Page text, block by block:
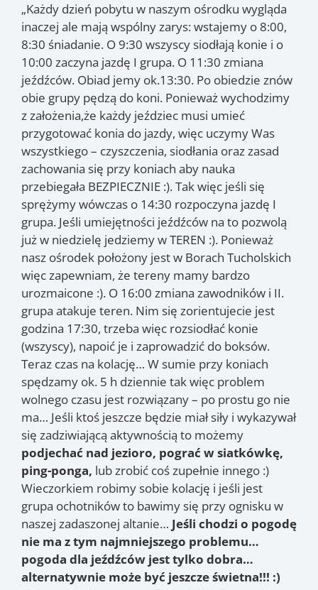
„Każdy dzień pobytu w naszym ośrodku wygląda
inaczej ale mają wspólny zarys: wstajemy o 8:00,
8:30 śniadanie. O 9:30 wszyscy siodłają konie i o
10:00 zaczyna jazdę I grupa. O 11:30 zmiana
jeźdźców. Obiad jemy ok.13:30. Po obiedzie znów
obie grupy pędzą do koni. Ponieważ wychodzimy
z założenia,że każdy jeździec musi umieć
przygotować konia do jazdy, więc uczymy Was
wszystkiego – czyszczenia, siodłania oraz zasad
zachowania się przy koniach aby nauka
przebiegała BEZPIECZNIE :). Tak więc jeśli się
sprężymy wówczas o 14:30 rozpoczyna jazdę I
grupa. Jeśli umiejętności jeźdźców na to pozwolą
już w niedzielę jedziemy w TEREN :). Ponieważ
nasz ośrodek położony jest w Borach Tucholskich
więc zapewniam, że tereny mamy bardzo
urozmaicone :). O 16:00 zmiana zawodników i II.
grupa atakuje teren. Nim się zorientujecie jest
godzina 17:30, trzeba więc rozsiodłać konie
(wszyscy), napoić je i zaprowadzić do boksów.
Teraz czas na kolację… W sumie przy koniach
spędzamy ok. 5 h dziennie tak więc problem
wolnego czasu jest rozwiązany – po prostu go nie
ma… Jeśli ktoś jeszcze będzie miał siły i wykazywał
się zadziwiającą aktywnością to możemy
podjechać nad jezioro, pograć w siatkówkę,
ping-ponga, lub zrobić coś zupełnie innego :)
Wieczorkiem robimy sobie kolację i jeśli jest
grupa ochotników to bawimy się przy ognisku w
naszej zadaszonej altanie… Jeśli chodzi o pogodę
nie ma z tym najmniejszego problemu…
pogoda dla jeźdźców jest tylko dobra…
alternatywnie może być jeszcze świetna!!! :)